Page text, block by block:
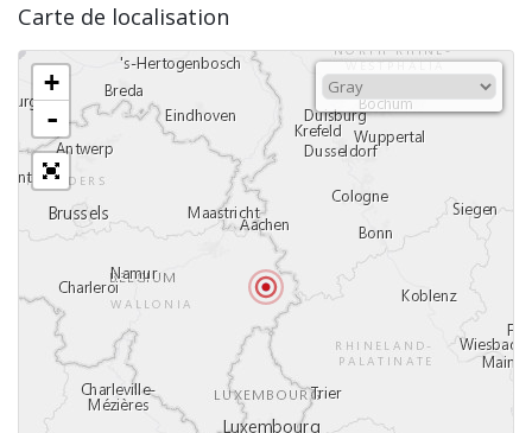
Carte de localisation
+
-